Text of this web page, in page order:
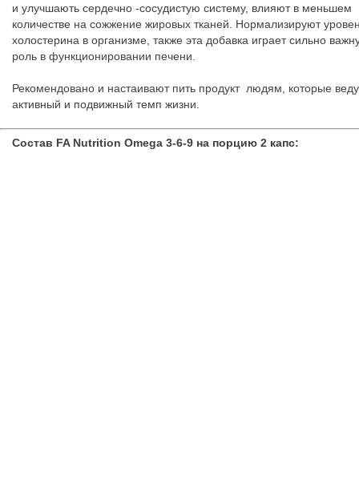
и улучшають сердечно -сосудистую систему, влияют в меньшем
количестве на сожжение жировых тканей. Нормализируют
холостерина в организме, также эта добавка играет сильно
роль в функционировании печени.
Рекомендовано и настаивают пить продукт людям, которые
активный и подвижный темп жизни.
Состав FA Nutrition Omega 3-6-9 на порцию 2 капс: